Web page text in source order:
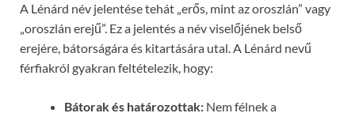
A Lénárd név jelentése tehát „erős, mint az oroszlán” vagy
„oroszlán erejű”. Ez a jelentés a név viselőjének belső
erejére, bátorságára és kitartására utal. A Lénárd nevű
férfiakról gyakran feltételezik, hogy:
Bátorak és határozottak: Nem félnek a